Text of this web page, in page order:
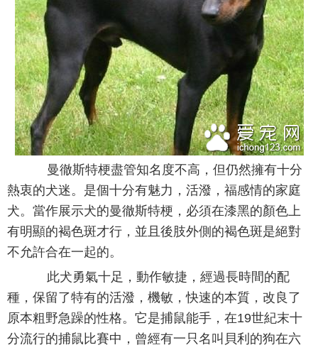
曼徹斯特梗盡管知名度不高，但仍然擁有十分
熱衷的犬迷。是個十分有魅力，活潑，福感情的家庭
犬。當作展示犬的曼徹斯特梗，必須在漆黑的顏色上
有明顯的褐色斑才行，並且後肢外側的褐色斑是絕對
不允許合在一起的。
此犬勇氣十足，動作敏捷，經過長時間的配
種，保留了特有的活潑，機敏，快速的本質，改良了
原本粗野急躁的性格。它是捕鼠能手，在19世紀末十
分流行的捕鼠比賽中，曾經有一只名叫貝利的狗在六